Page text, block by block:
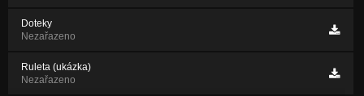
Doteky
Nezařazeno
Ruleta (ukázka)
Nezařazeno